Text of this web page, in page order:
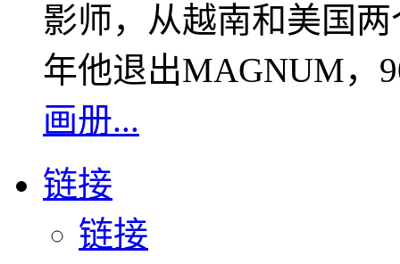
影师，从越南和美国
年他退出MAGNUM，
画册...
链接
链接